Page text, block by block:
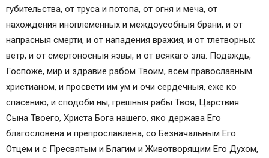
губительства, от труса и потопа, от огня и меча, от
нахождения иноплеменных и междоусобныя брани, и от
напрасныя смерти, и от нападения вражия, и от тлетворных
ветр, и от смертоносныя язвы, и от всякаго зла. Подаждь,
Госпоже, мир и здравие рабом Твоим, всем православным
христианом, и просвети им ум и очи сердечныя, еже ко
спасению, и сподоби ны, грешныя рабы Твоя, Царствия
Сына Твоего, Христа Бога нашего, яко держава Его
благословена и препрославлена, со Безначальным Его
Отцем и с Пресвятым и Благим и Животворящим Его Духом,